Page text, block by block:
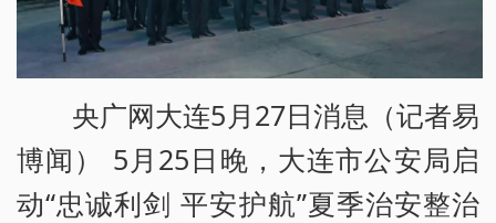
央广网大连5月27日消息（记者易
博闻） 5月25日晚，大连市公安局启
动“忠诚利剑 平安护航”夏季治安整治